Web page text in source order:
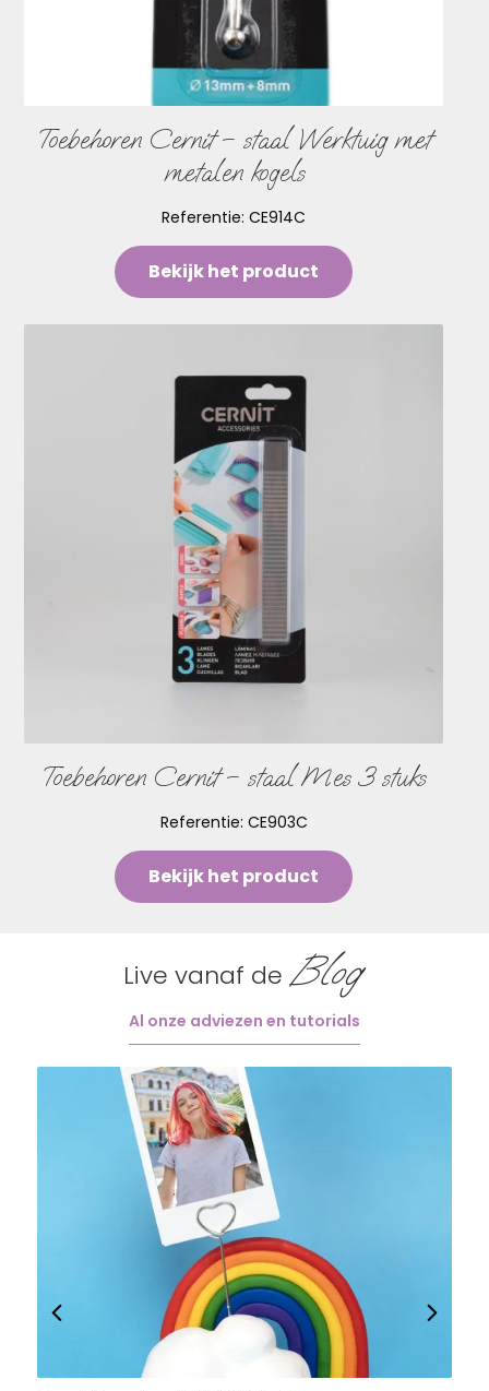
Toebehoren Cernit – staal Werktuig met
metalen kogels
Referentie: CE914C
Bekijk het product
Toebehoren Cernit – staal Mes 3 stuks
Referentie: CE903C
Bekijk het product
Live vanaf de Blog
Al onze adviezen en tutorials